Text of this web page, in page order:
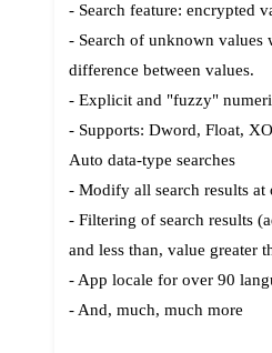
- Search feature: encrypted
- Search of unknown values
difference between values.
- Explicit and "fuzzy"
- Supports: Dword, Float,
Auto data-type searches
- Modify all search results at
- Filtering of search results
and less than, value greater
- App locale for over 90
- And, much, much more